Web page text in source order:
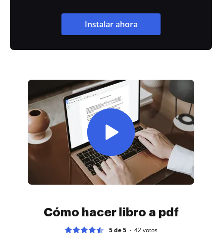
Instalar ahora
Cómo hacer libro a pdf
5 de 5 42votos